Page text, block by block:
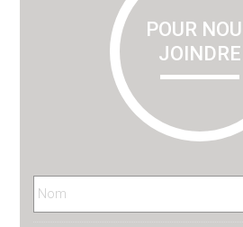
POUR
JOINDRE